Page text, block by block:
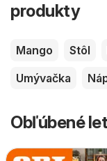
produkty
Mango Stôl
Umývačka
Obľúbené